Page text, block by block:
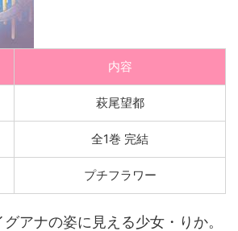
内容
萩尾望都
全1巻 完結
プチフラワー
アナの姿に見える少女・りか。